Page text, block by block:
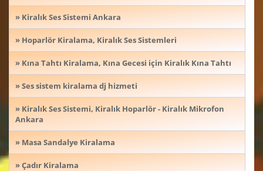
» Kiralık Ses Sistemi Ankara
» Hoparlör Kiralama, Kiralık Ses Sistemleri
» Kına Tahtı Kiralama, Kına Gecesi için Kiralık Kına Tahtı
» Ses sistem kiralama dj hizmeti
» Kiralık Ses Sistemi, Kiralık Hoparlör - Kiralık Mikrofon
Ankara
» Masa Sandalye Kiralama
» Çadır Kiralama